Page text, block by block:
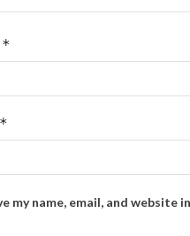
*
*
my name, email, and